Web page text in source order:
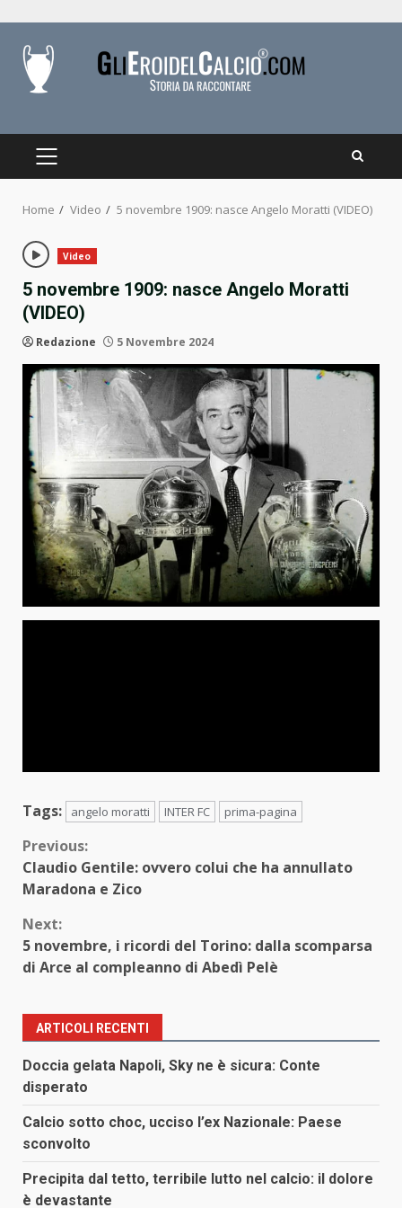
content
PRIMARY
Home Video 5 novembre 1909: nasce Angelo Moratti (VIDEO)
Video
5 novembre 1909: nasce Angelo Moratti
(VIDEO)
Redazione 5 Novembre 2024
Tags: angelo moratti INTER FC prima-pagina
Continue
Reading
Previous:
Claudio Gentile: ovvero colui che ha annullato
Maradona e Zico
Next:
5 novembre, i ricordi del Torino: dalla scomparsa
di Arce al compleanno di Abedì Pelè
ARTICOLI RECENTI
Doccia gelata Napoli, Sky ne è sicura: Conte
disperato
Calcio sotto choc, ucciso l’ex Nazionale: Paese
sconvolto
Precipita dal tetto, terribile lutto nel calcio: il dolore
è devastante